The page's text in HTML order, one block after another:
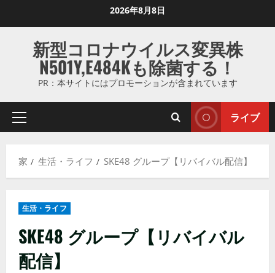
ス
ッ
ま
2026年8月8日
新型コロナウイルス変異株
N501Y,E484Kも除菌する！
PR：本サイトにはプロモーションが含まれています
プ
マ
ニ
ュ
ー
ライブ
家 生活・ライフ SKE48 グループ【リバイバル配信】
生活・ライフ
SKE48 グループ【リバイバル
配信】